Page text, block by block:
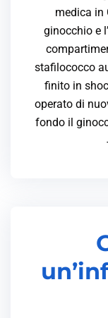
medica in
ginocchio e
stafilococco
finito in
operato di
fondo il